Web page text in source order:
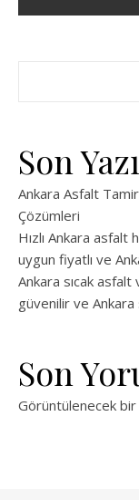
Son
Ankara Asfalt
Çözümleri
Hızlı Ankara asfalt
uygun fiyatlı ve
Ankara sıcak
güvenilir ve Ankara
Son
Görüntülenecek